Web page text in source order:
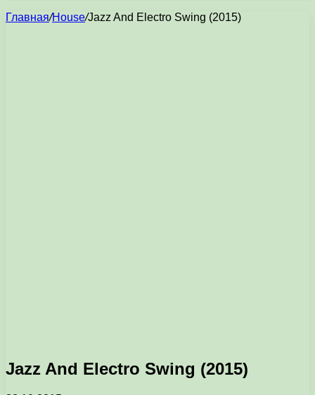
Главная/House/Jazz And Electro Swing (2015)
Jazz And Electro Swing (2015)